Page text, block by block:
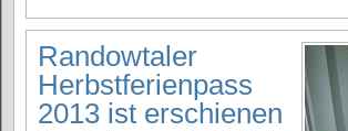
Randowtaler
Herbstferienpass
2013 ist erschienen